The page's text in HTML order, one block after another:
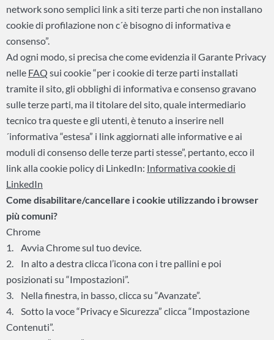
network sono semplici link a siti terze parti che non installano
cookie di profilazione non c´è bisogno di informativa e
consenso”.
Ad ogni modo, si precisa che come evidenzia il Garante Privacy
nelle FAQ sui cookie “per i cookie di terze parti installati
tramite il sito, gli obblighi di informativa e consenso gravano
sulle terze parti, ma il titolare del sito, quale intermediario
tecnico tra queste e gli utenti, è tenuto a inserire nell
´informativa “estesa” i link aggiornati alle informative e ai
moduli di consenso delle terze parti stesse”, pertanto, ecco il
link alla cookie policy di LinkedIn: Informativa cookie di
LinkedIn
Come disabilitare/cancellare i cookie utilizzando i browser
più comuni?
Chrome
1. Avvia Chrome sul tuo device.
2. In alto a destra clicca l’icona con i tre pallini e poi
posizionati su “Impostazioni”.
3. Nella finestra, in basso, clicca su “Avanzate”.
4. Sotto la voce “Privacy e Sicurezza” clicca “Impostazione
Contenuti”.